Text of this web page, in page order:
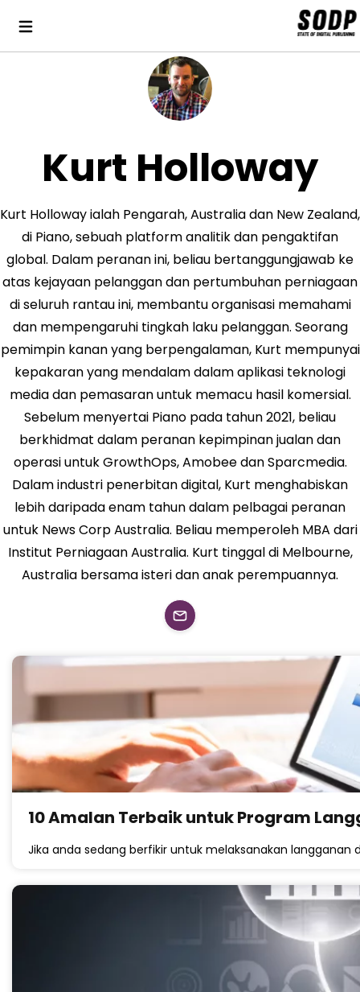
Kurt Holloway
Kurt Holloway ialah Pengarah, Australia dan New Zealand,
di Piano, sebuah platform analitik dan pengaktifan
global. Dalam peranan ini, beliau bertanggungjawab ke
atas kejayaan pelanggan dan pertumbuhan perniagaan
di seluruh rantau ini, membantu organisasi memahami
dan mempengaruhi tingkah laku pelanggan. Seorang
pemimpin kanan yang berpengalaman, Kurt mempunyai
kepakaran yang mendalam dalam aplikasi teknologi
media dan pemasaran untuk memacu hasil komersial.
Sebelum menyertai Piano pada tahun 2021, beliau
berkhidmat dalam peranan kepimpinan jualan dan
operasi untuk GrowthOps, Amobee dan Sparcmedia.
Dalam industri penerbitan digital, Kurt menghabiskan
lebih daripada enam tahun dalam pelbagai peranan
untuk News Corp Australia. Beliau memperoleh MBA dari
Institut Perniagaan Australia. Kurt tinggal di Melbourne,
Australia bersama isteri dan anak perempuannya.
10 Amalan Terbaik untuk Program
Jika anda sedang berfikir untuk melaksanakan